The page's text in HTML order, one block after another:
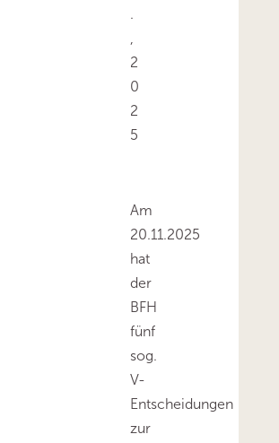
.
,
2
0
2
5
Am
20.11.2025
hat
der
BFH
fünf
sog.
V-
Entscheidungen
zur